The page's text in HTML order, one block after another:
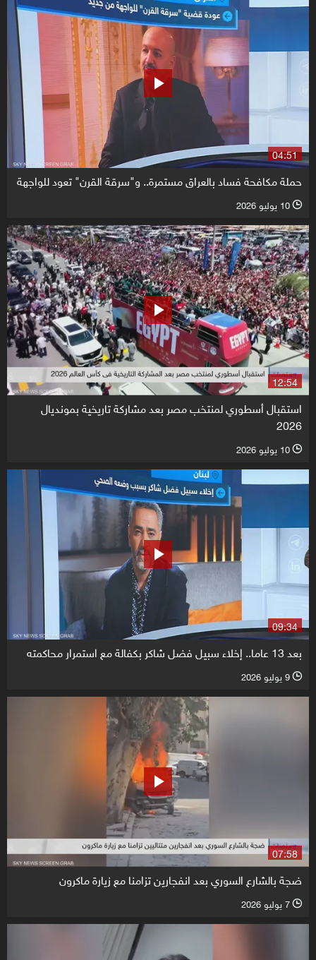
04:51
حملة مكافحة فساد بالعراق مستمرة.. و"سرقة القرن" تعود للواجهة
l 10 يوليو 2026
12:54
استقبال أسطوري لمنتخب مصر بعد مشاركة تاريخية بمونديال
2026
l 10 يوليو 2026
09:34
بعد 13 عاما.. إخلاء سبيل فضل شاكر بكفالة مع استمرار محاكمته
l 9 يوليو 2026
07:58
ضجة بالشارع السوري بعد انفجارين تزامنا مع زيارة ماكرون
l 7 يوليو 2026